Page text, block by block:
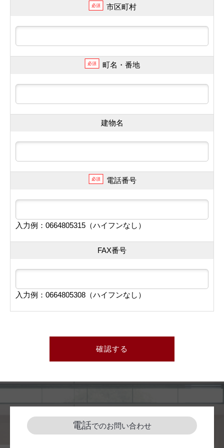
必須 市区町村
必須 町名・番地
建物名
必須 電話番号
入力例：0664805315（ハイフンなし）
FAX番号
入力例：0664805308（ハイフンなし）
確認する
電話でのお問い合わせ